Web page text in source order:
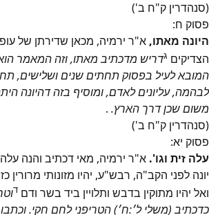
(סנהדרין ק"ח ב')
פסוק ח:
היונה מאתו, א"ר ירמיה, מכאן שדירתן של
הצדיקים גדריש מדכתיב מאתו, וזה המאמר
המובא לעיל בפסוק תחתים שנים ושלישים,
לבהמה, עליונים לאדם, ומוסיף בזה דהיונה
משום שכן דרך הארץ. .
(סנהדרין ק"ח ב')
פסוק יא:
עלה זית וגו'. א"ר ירמיה, מאי דכתיב והנה
יונה לפני הקב"ה, רבש"ע, יהיו מזונותי מרורין
ואל יהיו מתוקין בדבש ותלויין ביד בשר ודם ד
כדכתיב (משלי ל׳:ח׳) הטריפני לחם חקי.